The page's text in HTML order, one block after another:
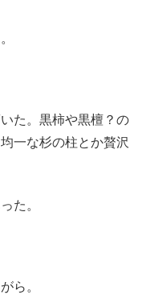
た。黒柿や黒檀？の
一な杉の柱とか贅沢
た。
ら。